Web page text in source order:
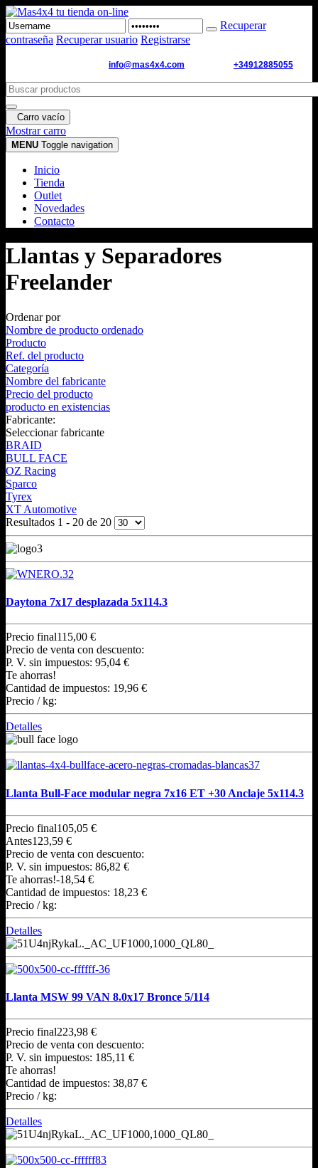
Recuperar
contraseña Recuperar usuario Registrarse
info@mas4x4.com +34912885055
Carro vacío
Mostrar carro
MENU Toggle navigation
Inicio
Tienda
Outlet
Novedades
Contacto
Llantas y Separadores
Freelander
Ordenar por
Nombre de producto ordenado
Producto
Ref. del producto
Categoría
Nombre del fabricante
Precio del producto
producto en existencias
Fabricante:
Seleccionar fabricante
BRAID
BULL FACE
OZ Racing
Sparco
Tyrex
XT Automotive
Resultados 1 - 20 de 20
Daytona 7x17 desplazada 5x114.3
Precio final115,00 €
Precio de venta con descuento:
P. V. sin impuestos: 95,04 €
Te ahorras!
Cantidad de impuestos: 19,96 €
Precio / kg:
Detalles
Llanta Bull-Face modular negra 7x16 ET +30 Anclaje 5x114.3
Precio final105,05 €
Antes123,59 €
Precio de venta con descuento:
P. V. sin impuestos: 86,82 €
Te ahorras!-18,54 €
Cantidad de impuestos: 18,23 €
Precio / kg:
Detalles
Llanta MSW 99 VAN 8.0x17 Bronce 5/114
Precio final223,98 €
Precio de venta con descuento:
P. V. sin impuestos: 185,11 €
Te ahorras!
Cantidad de impuestos: 38,87 €
Precio / kg:
Detalles